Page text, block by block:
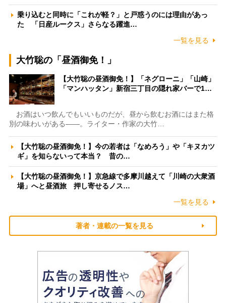
乗り込むと同時に「これが軽？」と戸惑うのには理由があっ
た 「日産ルークス」さらなる躍進…
一覧を見る
大竹聡の「昼酒御免！」
【大竹聡の昼酒御免！】「ネグローニ」「山崎」
「マンハッタン」新宿三丁目の隠れ家バーで1…
お酒はいつ飲んでもいいものだが、昼から飲むお酒にはまた格
別の味わいがある――。ライター・作家の大竹…
【大竹聡の昼酒御免！】今の若者は「なめろう」や「キヌカツ
ギ」を知らないって本当？ 昔の…
【大竹聡の昼酒御免！】京急線で多摩川越えて「川崎の大衆酒
場」へと昼酒旅 押し寄せるノス…
一覧を見る
著者・連載の一覧を見る